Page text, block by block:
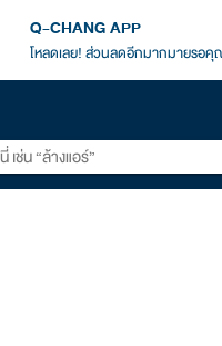
Q-CHANG APP
โหลดเลย! ส่วนลดอีกมากมายรอ